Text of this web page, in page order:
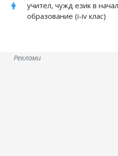
учител, чужд език в
образование (i-iv клас)
Реклами